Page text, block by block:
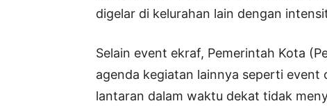
digelar di kelurahan lain dengan
Selain event ekraf, Pemerintah Kota
agenda kegiatan lainnya seperti event
lantaran dalam waktu dekat tidak